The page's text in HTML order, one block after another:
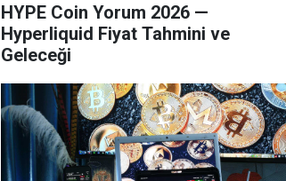
HYPE Coin Yorum 2026 —
Hyperliquid Fiyat Tahmini ve
Geleceği